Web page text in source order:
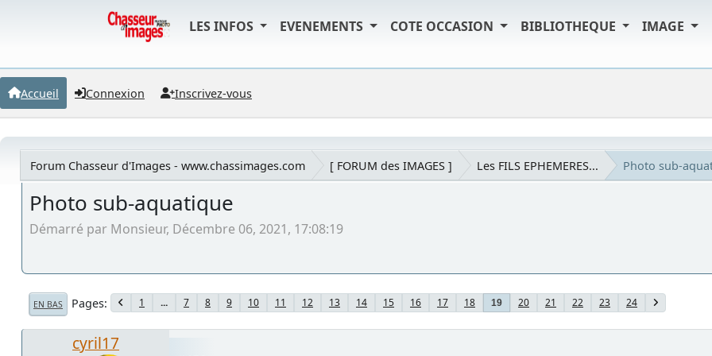
LES INFOS EVENEMENTS COTE OCCASION BIBLIOTHEQUE IMAGE
Accueil Connexion Inscrivez-vous
Forum Chasseur d'Images - www.chassimages.com [ FORUM des IMAGES ] Les FILS EPHEMERES... Photo sub-
Photo sub-aquatique
Démarré par Monsieur, Décembre 06, 2021, 17:08:19
EN BAS Pages 1 ... 7 8 9 10 11 12 13 14 15 16 17 18 19 20 21 22 23 24
cyril17